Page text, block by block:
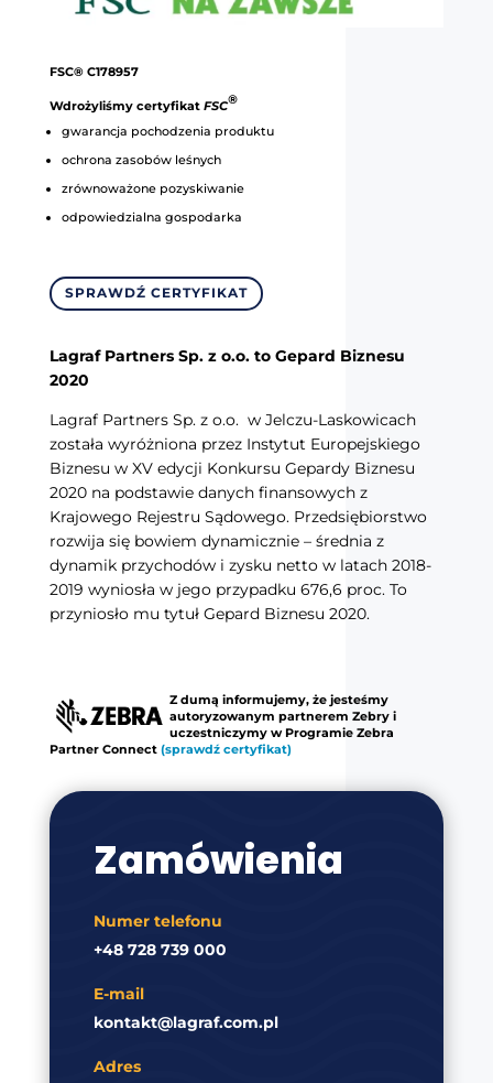
FSC® C178957
Wdrożyliśmy certyfikat FSC®
gwarancja pochodzenia produktu
ochrona zasobów leśnych
zrównoważone pozyskiwanie
odpowiedzialna gospodarka
SPRAWDŹ CERTYFIKAT
Lagraf Partners Sp. z o.o. to Gepard Biznesu
2020
Lagraf Partners Sp. z o.o. w Jelczu-Laskowicach
została wyróżniona przez Instytut Europejskiego
Biznesu w XV edycji Konkursu Gepardy Biznesu
2020 na podstawie danych finansowych z
Krajowego Rejestru Sądowego. Przedsiębiorstwo
rozwija się bowiem dynamicznie – średnia z
dynamik przychodów i zysku netto w latach 2018-
2019 wyniosła w jego przypadku 676,6 proc. To
przyniosło mu tytuł Gepard Biznesu 2020.
Z dumą informujemy, że jesteśmy
autoryzowanym partnerem Zebry i
uczestniczymy w Programie Zebra
Partner Connect (sprawdź certyfikat)
Zamówienia
Numer telefonu
+48 728 739 000
E-mail
kontakt@lagraf.com.pl
Adres